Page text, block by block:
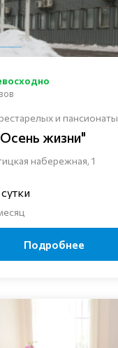
и пансионаты
жизни"
набережная, 1
Подробнее